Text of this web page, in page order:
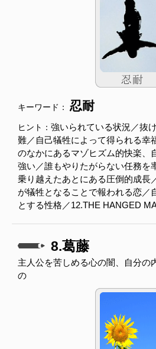
キーワード： 忍耐
ヒント： 強いられている状況／抜
難／自己犠牲によって得られる幸
のなかにあるマゾヒズム的快楽、
強い／誰もやりたがらない任務を
乗り越えたあとにある圧倒的成長
が犠牲となることで報われる恋／
とする性格／12.THE HANGED
8.葛藤
主人公を苦しめる心の闇、自分の
の